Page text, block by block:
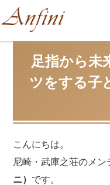
足指から未
ツをする子
こんにちは。
尼崎・武庫之荘のメン
ニ） です。